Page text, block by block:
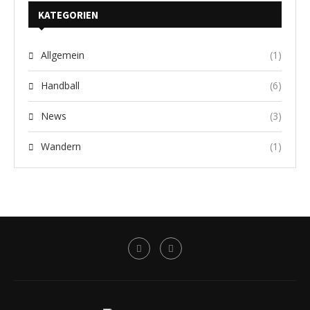
KATEGORIEN
Allgemein (1)
Handball (6)
News (3)
Wandern (1)